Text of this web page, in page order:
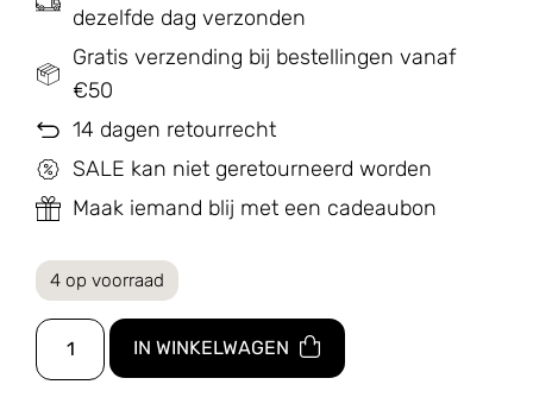
dezelfde dag verzonden
Gratis verzending bij bestellingen vanaf
€50
14 dagen retourrecht
SALE kan niet geretourneerd worden
Maak iemand blij met een cadeaubon
4 op voorraad
IN WINKELWAGEN